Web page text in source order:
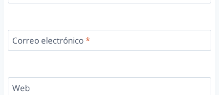
Correo electrónico*
Web